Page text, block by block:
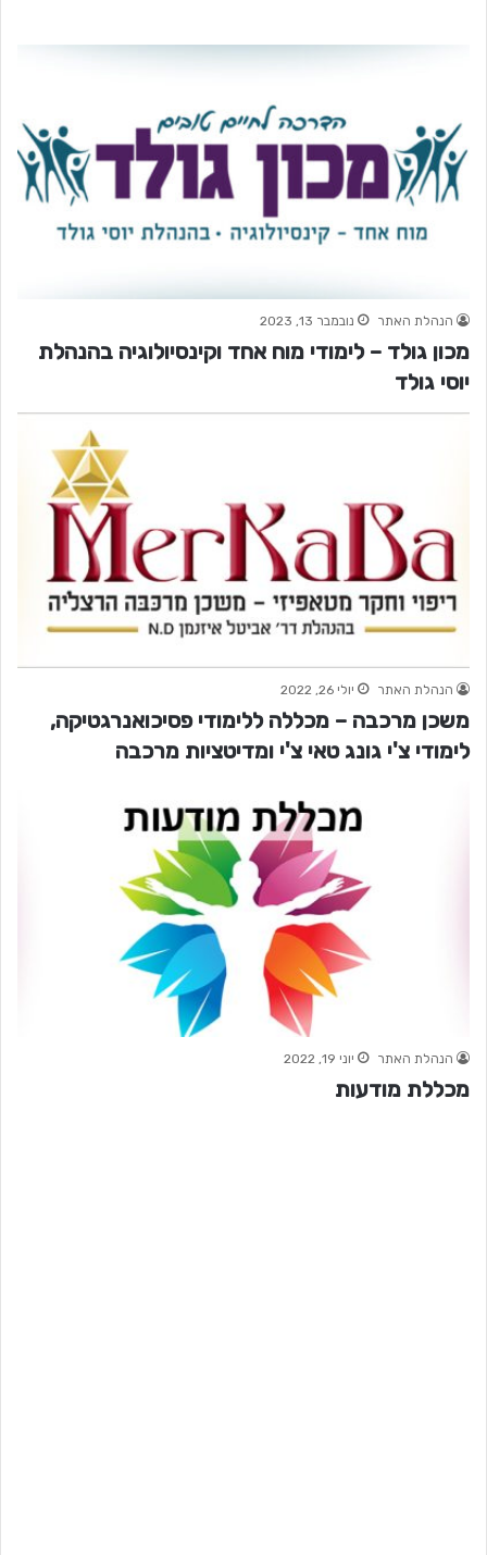
הנהלת האתר נובמבר 13, 2023
מכון גולד – לימודי מוח אחד וקינסיולוגיה בהנהלת
יוסי גולד
הנהלת האתר יולי 26, 2022
משכן מרכבה – מכללה ללימודי פסיכואנרגטיקה,
לימודי צ'י גונג טאי צ'י ומדיטציות מרכבה
הנהלת האתר יוני 19, 2022
מכללת מודעות